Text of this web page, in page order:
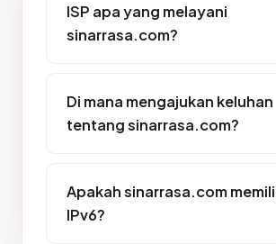
ISP apa yang melayani
sinarrasa.com?
Di mana mengajukan keluhan
tentang sinarrasa.com?
Apakah sinarrasa.com
IPv6?